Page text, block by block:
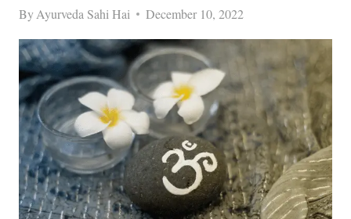
ByAyurveda Sahi Hai December 10, 2022